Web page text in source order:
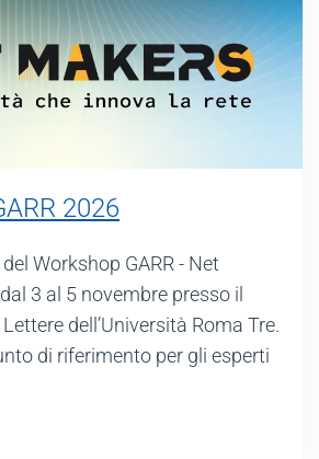
2026
Workshop GARR - Net
3 al 5 novembre presso il
dell’Università Roma Tre.
di riferimento per gli esperti